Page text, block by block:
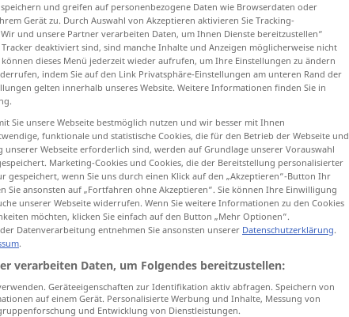
dyszel
und greifen auf personenbezogene Daten wie Browserdaten oder
Gerät zu. Durch Auswahl von Akzeptieren aktivieren Sie Tracking-
und unsere Partner verarbeiten Daten, um Ihnen Dienste bereitzustellen“
deaktiviert sind, sind manche Inhalte und Anzeigen möglicherweise nicht
dieses Menü jederzeit wieder aufrufen, um Ihre Einstellungen zu ändern
indem Sie auf den Link Privatsphäre-Einstellungen am unteren Rand der
gelten innerhalb unseres Website. Weitere Informationen finden Sie in
Sie unsere Webseite bestmöglich nutzen und wir besser mit Ihnen
funktionale und statistische Cookies, die für den Betrieb der Webseite und
unserer Webseite erforderlich sind, werden auf Grundlage unserer Vorauswahl
Marketing-Cookies und Cookies, die der Bereitstellung personalisierter
gespeichert, wenn Sie uns durch einen Klick auf den „Akzeptieren“-Button Ihr
Sie ansonsten auf „Fortfahren ohne Akzeptieren“. Sie können Ihre Einwilligung
unserer Webseite widerrufen. Wenn Sie weitere Informationen zu den Cookies
möchten, klicken Sie einfach auf den Button „Mehr Optionen“.
Datenverarbeitung entnehmen Sie ansonsten unserer Datenschutzerklärung.
.
verarbeiten Daten, um Folgendes bereitzustellen:
Geräteeigenschaften zur Identifikation aktiv abfragen. Speichern von
auf einem Gerät. Personalisierte Werbung und Inhalte, Messung von
und Entwicklung von Dienstleistungen.